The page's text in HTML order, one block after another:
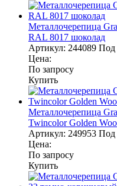
Металлочерепица
RAL 8017 шоколад
Артикул: 244089 Под
Цена:
По запросу
Купить
Металлочерепица
Twincolor Golden
Артикул: 249953 Под
Цена:
По запросу
Купить